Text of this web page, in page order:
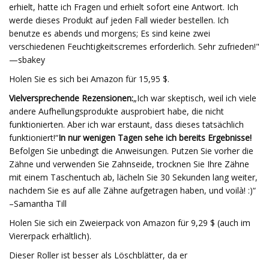
erhielt, hatte ich Fragen und erhielt sofort eine Antwort. Ich
werde dieses Produkt auf jeden Fall wieder bestellen. Ich
benutze es abends und morgens; Es sind keine zwei
verschiedenen Feuchtigkeitscremes erforderlich. Sehr zufrieden!"
—sbakey
Holen Sie es sich bei Amazon für 15,95 $.
Vielversprechende Rezensionen:„Ich war skeptisch, weil ich viele
andere Aufhellungsprodukte ausprobiert habe, die nicht
funktionierten. Aber ich war erstaunt, dass dieses tatsächlich
funktioniert!“In nur wenigen Tagen sehe ich bereits Ergebnisse!
Befolgen Sie unbedingt die Anweisungen. Putzen Sie vorher die
Zähne und verwenden Sie Zahnseide, trocknen Sie Ihre Zähne
mit einem Taschentuch ab, lächeln Sie 30 Sekunden lang weiter,
nachdem Sie es auf alle Zähne aufgetragen haben, und voilà! :)“
–Samantha Till
Holen Sie sich ein Zweierpack von Amazon für 9,29 $ (auch im
Viererpack erhältlich).
Dieser Roller ist besser als Löschblätter, da er